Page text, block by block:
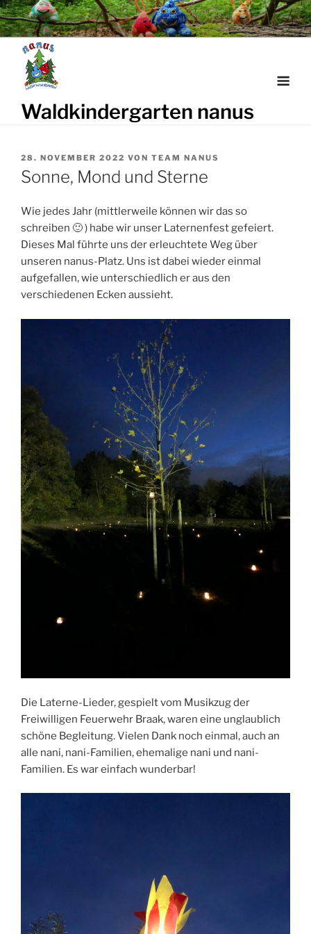
Weiter
zum
Inhalt
Waldkindergarten nanus
VERÖFFENTLICHT
AM
28. NOVEMBER 2022 VON TEAM NANUS
Sonne, Mond und Sterne
Wie jedes Jahr (mittlerweile können wir das so
schreiben 🙂 ) habe wir unser Laternenfest gefeiert.
Dieses Mal führte uns der erleuchtete Weg über
unseren nanus-Platz. Uns ist dabei wieder einmal
aufgefallen, wie unterschiedlich er aus den
verschiedenen Ecken aussieht.
Die Laterne-Lieder, gespielt vom Musikzug der
Freiwilligen Feuerwehr Braak, waren eine unglaublich
schöne Begleitung. Vielen Dank noch einmal, auch an
alle nani, nani-Familien, ehemalige nani und nani-
Familien. Es war einfach wunderbar!